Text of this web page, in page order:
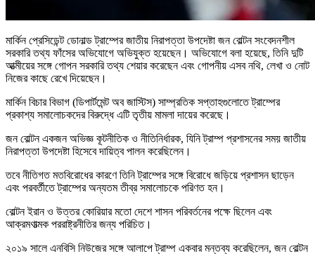
মার্কিন প্রেসিডেন্ট ডোনাল্ড ট্রাম্পের জাতীয় নিরাপত্তা উপদেষ্টা জন বোল্টন সংবেদনশীল
সরকারি তথ্য ফাঁসের অভিযোগে অভিযুক্ত হয়েছেন। অভিযোগে বলা হয়েছে, তিনি দুটি
আত্মীয়ের সঙ্গে গোপন সরকারি তথ্য শেয়ার করেছেন এবং গোপনীয় এসব নথি, লেখা ও নোট
নিজের কাছে রেখে দিয়েছেন।
মার্কিন বিচার বিভাগ (ডিপার্টমেন্ট অব জাস্টিস) সাম্প্রতিক সপ্তাহগুলোতে ট্রাম্পের
প্রকাশ্য সমালোচকদের বিরুদ্ধে এটি তৃতীয় মামলা দায়ের করেছে।
জন বোল্টন একজন অভিজ্ঞ কূটনীতিক ও নীতিনির্ধারক, যিনি ট্রাম্প প্রশাসনের সময় জাতীয়
নিরাপত্তা উপদেষ্টা হিসেবে দায়িত্ব পালন করেছিলেন।
তবে নীতিগত মতবিরোধের কারণে তিনি ট্রাম্পের সঙ্গে বিরোধে জড়িয়ে প্রশাসন ছাড়েন
এবং পরবর্তীতে ট্রাম্পের অন্যতম তীব্র সমালোচকে পরিণত হন।
বোল্টন ইরান ও উত্তর কোরিয়ার মতো দেশে শাসন পরিবর্তনের পক্ষে ছিলেন এবং
আক্রমণাত্মক পররাষ্ট্রনীতির জন্য পরিচিত।
২০১৯ সালে এনবিসি নিউজের সঙ্গে আলাপে ট্রাম্প একবার মন্তব্য করেছিলেন, ‌‌জন বোল্টন